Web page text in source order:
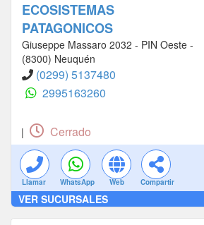
ECOSISTEMAS
PATAGONICOS
Giuseppe Massaro 2032 - PIN Oeste -
(8300) Neuquén
(0299) 5137480
2995163260
| Cerrado
Llamar WhatsApp Web Compartir
VER SUCURSALES